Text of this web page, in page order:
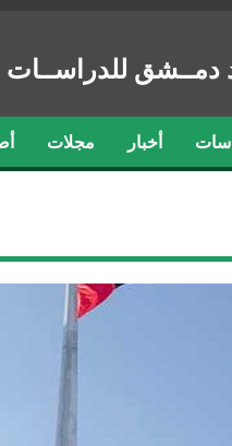
دمــشق للدراســات
أخبار مجلات